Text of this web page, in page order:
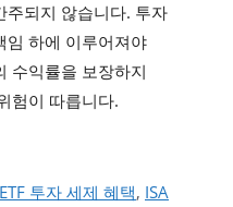
주되지 않습니다. 투자
임 하에 이루어져야
수익률을 보장하지
험이 따릅니다.
투자 세제 혜택, ISA